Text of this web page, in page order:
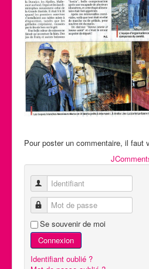
Pour poster un commentaire, il faut
Identifiant
Mot de passe
Se souvenir de moi
Connexion
Identifiant oublié ?